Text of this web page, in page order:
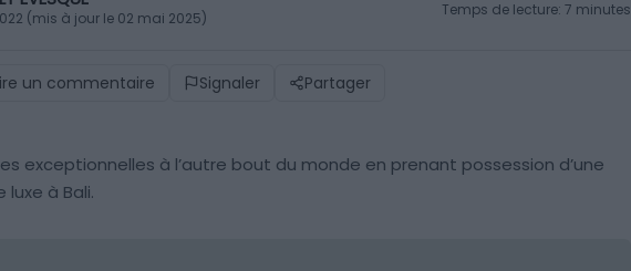
(mis à jour le 02 mai 2025) Temps de lecture: 7 minutes
un commentaire Signaler Partager
exceptionnelles à l’autre bout du monde en prenant possession d’une
à Bali.